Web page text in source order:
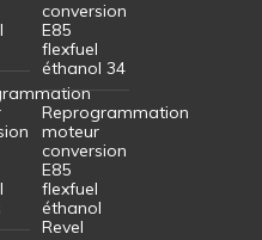
conversion
E85
flexfuel
éthanol 34
Reprogrammation
moteur
conversion
E85
flexfuel
éthanol
Revel